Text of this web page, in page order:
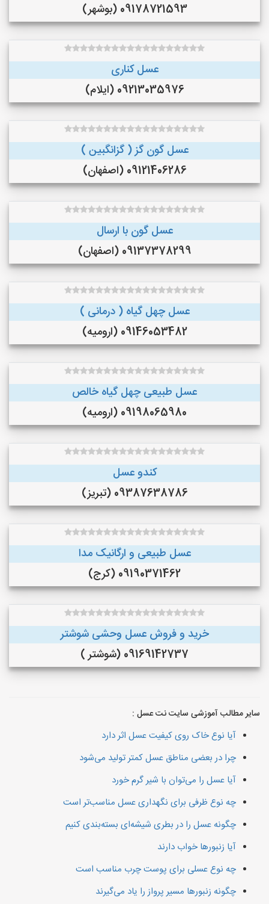
09178721593 (بوشهر)
عسل کناری
09213035976 (ایلام)
عسل گون گز ( گزانگبین )
09121406286 (اصفهان)
عسل گون با ارسال
09137378299 (اصفهان)
عسل چهل گیاه ( درمانی )
09146053482 (ارومیه)
عسل طبیعی چهل گیاه خالص
09198065980 (ارومیه)
کندو عسل
09387638786 (تبریز)
عسل طبیعی و ارگانیک مدا
09190371462 (کرج)
خرید و فروش عسل وحشی شوشتر
09169142737 (شوشتر )
سایر مطالب آموزشی سایت نت عسل :
آیا نوع خاک روی کیفیت عسل اثر دارد
چرا در بعضی مناطق عسل کمتر تولید می‌شود
آیا عسل را می‌توان با شیر گرم خورد
چه نوع ظرفی برای نگهداری عسل مناسب‌تر است
چگونه عسل را در بطری شیشه‌ای بسته‌بندی کنیم
آیا زنبورها خواب دارند
چه نوع عسلی برای پوست چرب مناسب است
چگونه زنبورها مسیر پرواز را یاد می‌گیرند